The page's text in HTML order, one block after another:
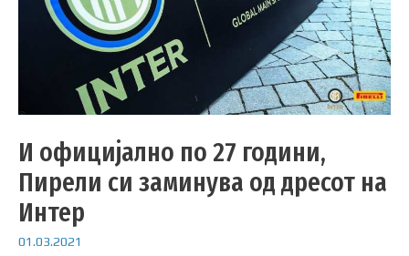
И официјално по 27 години,
Пирели си заминува од дресот на
Интер
01.03.2021